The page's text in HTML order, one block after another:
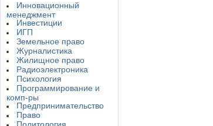
Инновационный
менеджмент
Инвестиции
ИГП
Земельное право
Журналистика
Жилищное право
Радиоэлектроника
Психология
Программирование и
комп-ры
Предпринимательство
Право